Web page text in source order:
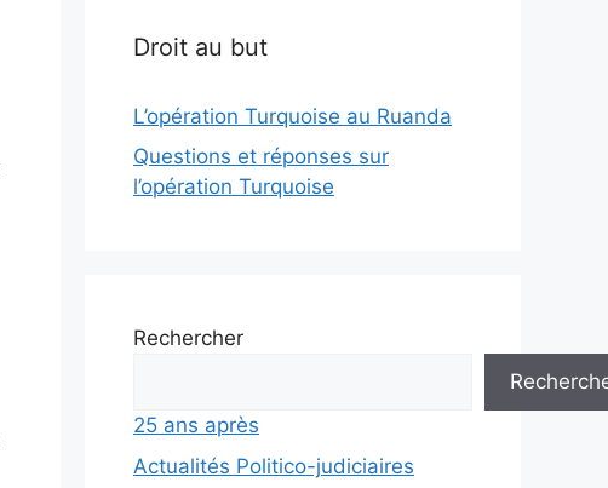
Droit au but
L’opération Turquoise au Ruanda
Questions et réponses sur
l’opération Turquoise
Rechercher
25 ans après
Actualités Politico-judiciaires